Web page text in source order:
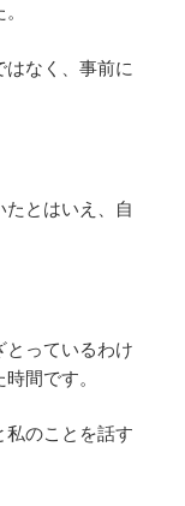
なく、事前に
とはいえ、自
とっているわけ
間です。
私のことを話す